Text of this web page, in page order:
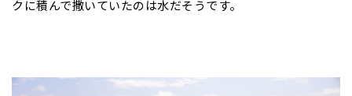
クに積んで撒いていたのは水だそうです。